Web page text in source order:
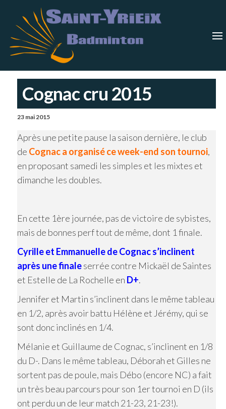
the
content
Cognac cru 2015
23 mai 2015
Après une petite pause la saison dernière, le club
de Cognaca organisé ce week-end son tournoi,
en proposant samedi les simples et les mixtes et
dimanche les doubles.
En cette 1ère journée, pas de victoire de sybistes,
mais de bonnes perf tout de même, dont 1 finale.
Cyrille et Emmanuelle de Cognac s’inclinent
après une finaleserrée contre Mickaël de Saintes
et Estelle de La Rochelle en D+.
Jennifer et Martin s’inclinent dans le même tableau
en 1/2, après avoir battu Hélène et Jérémy, qui se
sont donc inclinés en 1/4.
Mélanie et Guillaume de Cognac, s’inclinent en 1/8
du D-. Dans le même tableau, Déborah et Gilles ne
sortent pas de poule, mais Débo (encore NC) a fait
un très beau parcours pour son 1er tournoi en D (ils
ont perdu un de leur match 21-23, 21-23!).